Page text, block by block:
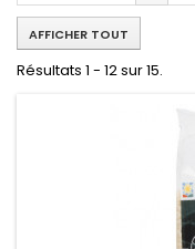
AFFICHER TOUT
Résultats 1 - 12 sur 15.